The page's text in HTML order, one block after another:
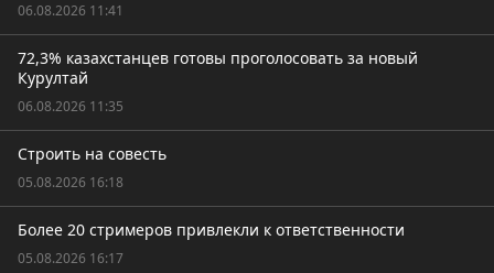
06.08.2026 11:41
72,3% казахстанцев готовы проголосовать за новый
Курултай
06.08.2026 11:35
Строить на совесть
05.08.2026 16:18
Более 20 стримеров привлекли к ответственности
05.08.2026 16:17